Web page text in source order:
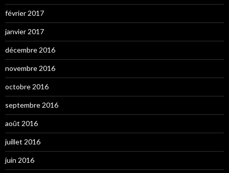
février 2017
janvier 2017
décembre 2016
novembre 2016
octobre 2016
septembre 2016
août 2016
juillet 2016
juin 2016